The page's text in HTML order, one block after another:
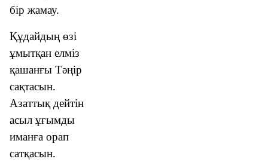
бір жамау.
Құдайдың өзі
ұмытқан елміз
қашанғы Тәңір
сақтасын.
Азаттық дейтін
асыл ұғымды
иманға орап
сатқасын.